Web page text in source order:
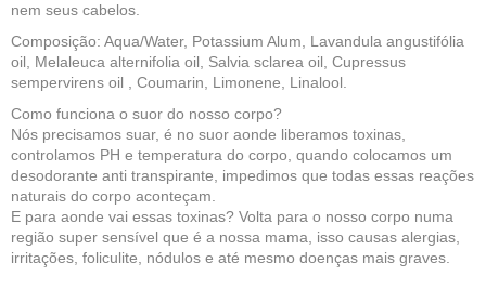
nem seus cabelos.
Composição: Aqua/Water, Potassium Alum, Lavandula angustifólia
oil, Melaleuca alternifolia oil, Salvia sclarea oil, Cupressus
sempervirens oil , Coumarin, Limonene, Linalool.
Como funciona o suor do nosso corpo?
Nós precisamos suar, é no suor aonde liberamos toxinas,
controlamos PH e temperatura do corpo, quando colocamos um
desodorante anti transpirante, impedimos que todas essas reações
naturais do corpo aconteçam.
E para aonde vai essas toxinas? Volta para o nosso corpo numa
região super sensível que é a nossa mama, isso causas alergias,
irritações, foliculite, nódulos e até mesmo doenças mais graves.